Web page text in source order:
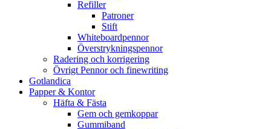
Refiller
Patroner
Stift
Whiteboardpennor
Överstrykningspennor
Radering och korrigering
Övrigt Pennor och finewriting
Gotlandica
Papper & Kontor
Häfta & Fästa
Gem och gemkoppar
Gummiband